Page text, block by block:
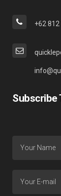
+62
Subscribe